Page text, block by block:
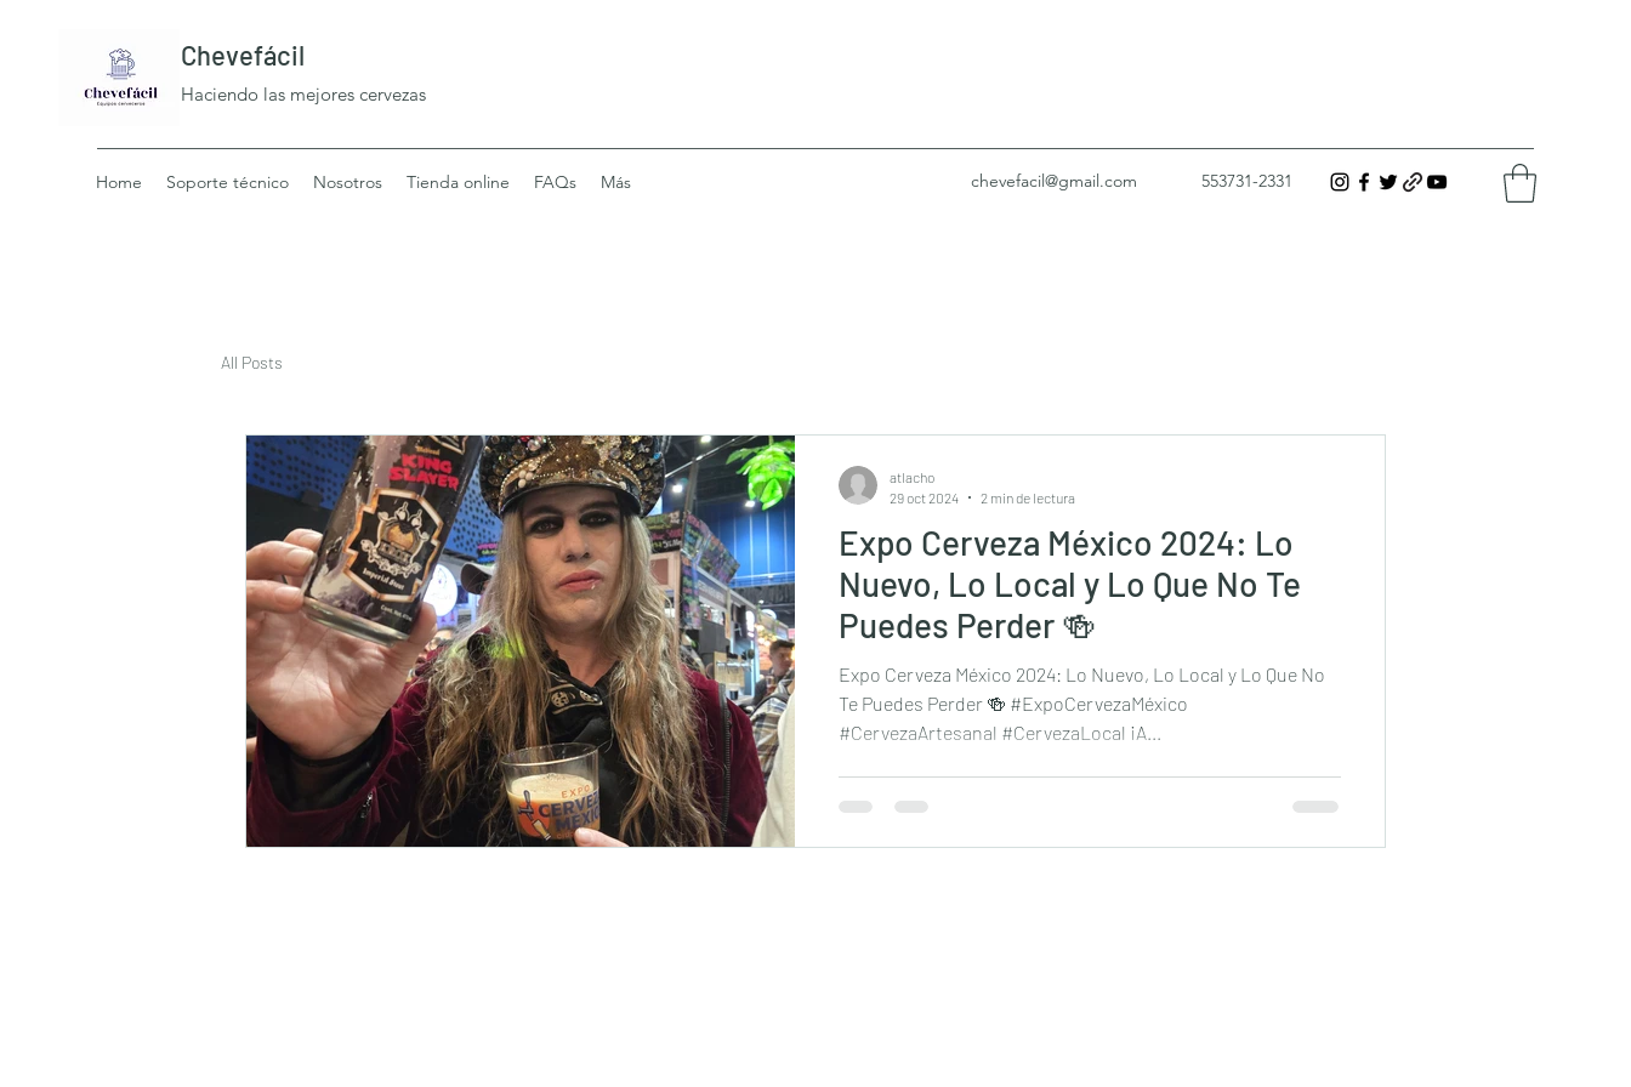
Chevefácil
Haciendo las mejores cervezas
Home Soporte técnico Nosotros Tienda online FAQs Más chevefacil@gmail.com 553731-2331
All Posts
Expo Cerveza México 2024: Lo
Nuevo, Lo Local y Lo Que No Te
Puedes Perder 🍻
Expo Cerveza México 2024: Lo Nuevo, Lo Local y Lo Que No
Te Puedes Perder 🍻 #ExpoCervezaMéxico
#CervezaArtesanal #CervezaLocal ¡A...
atlacho
29 oct 2024
2 min de lectura